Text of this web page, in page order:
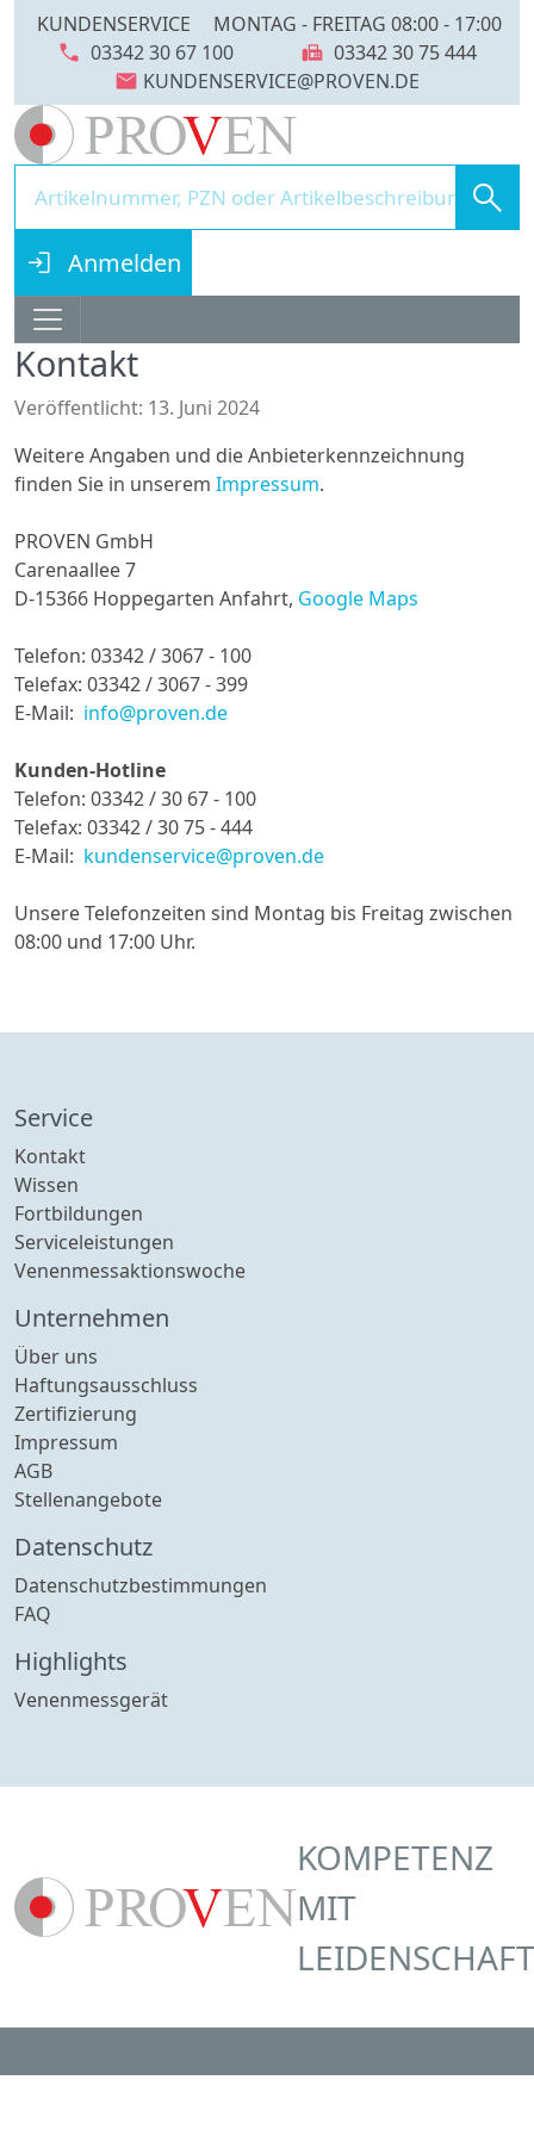
KUNDENSERVICE MONTAG - FREITAG 08:00 - 17:00
call 03342 30 67 100 fax 03342 30 75 444
mail
search
login Anmelden
Kontakt
Details
Veröffentlicht: 13. Juni 2024
Weitere Angaben und die Anbieterkennzeichnung
finden Sie in unserem Impressum.
PROVEN GmbH
Carenaallee 7
D-15366 Hoppegarten Anfahrt, Google Maps
Telefon: 03342 / 3067 - 100
Telefax: 03342 / 3067 - 399
E-Mail:
Kunden-Hotline
Telefon: 03342 / 30 67 - 100
Telefax: 03342 / 30 75 - 444
E-Mail:
Unsere Telefonzeiten sind Montag bis Freitag zwischen
08:00 und 17:00 Uhr.
Service
Kontakt
Wissen
Fortbildungen
Serviceleistungen
Venenmessaktionswoche
Unternehmen
Über uns
Haftungsausschluss
Zertifizierung
Impressum
AGB
Stellenangebote
Datenschutz
Datenschutzbestimmungen
FAQ
Highlights
Venenmessgerät
KOMPETENZ
MIT
LEIDENSCHAFT